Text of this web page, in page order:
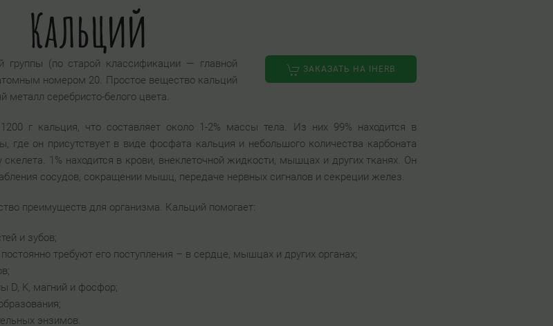
Кальций
ЗАКАЗАТЬ НА IHERB
(по старой классификации — главной
номером 20. Простое вещество кальций
серебристо-белого цвета.
г кальция, что составляет около 1-2% массы тела. Из них 99% находится в
где он присутствует в виде фосфата кальция и небольшого количества карбоната
скелета. 1% находится в крови, внеклеточной жидкости, мышцах и других тканях. Он
сосудов, сокращении мышц, передаче нервных сигналов и секреции желез.
преимуществ для организма. Кальций помогает:
и зубов;
требуют его поступления – в сердце, мышцах и других органах;
D, K, магний и фосфор;
энзимов.